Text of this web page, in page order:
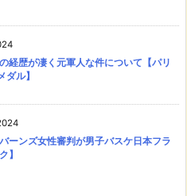
経歴が凄く元軍人な件について【パリ
ル】
ーンズ女性審判が男子バスケ日本フラ
】